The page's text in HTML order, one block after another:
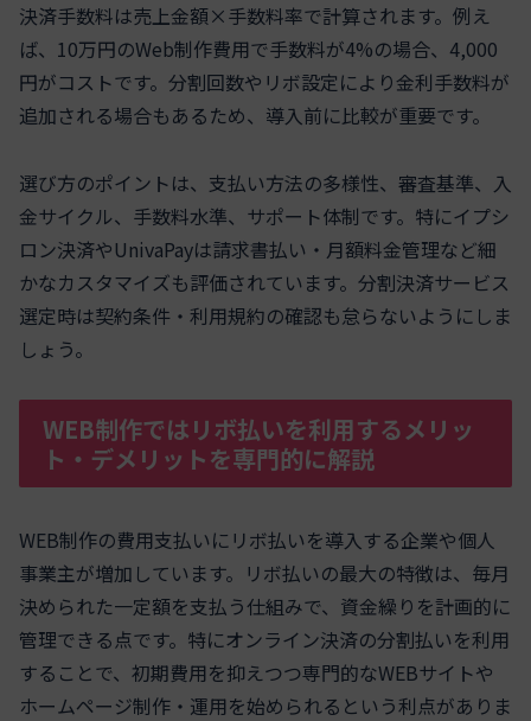
決済手数料は売上金額×手数料率で計算されます。例え
ば、10万円のWeb制作費用で手数料が4%の場合、4,000
円がコストです。分割回数やリボ設定により金利手数料が
追加される場合もあるため、導入前に比較が重要です。
選び方のポイントは、支払い方法の多様性、審査基準、入
金サイクル、手数料水準、サポート体制です。特にイプシ
ロン決済やUnivaPayは請求書払い・月額料金管理など細
かなカスタマイズも評価されています。分割決済サービス
選定時は契約条件・利用規約の確認も怠らないようにしま
しょう。
WEB制作ではリボ払いを利用するメリッ
ト・デメリットを専門的に解説
WEB制作の費用支払いにリボ払いを導入する企業や個人
事業主が増加しています。リボ払いの最大の特徴は、毎月
決められた一定額を支払う仕組みで、資金繰りを計画的に
管理できる点です。特にオンライン決済の分割払いを利用
することで、初期費用を抑えつつ専門的なWEBサイトや
ホームページ制作・運用を始められるという利点がありま